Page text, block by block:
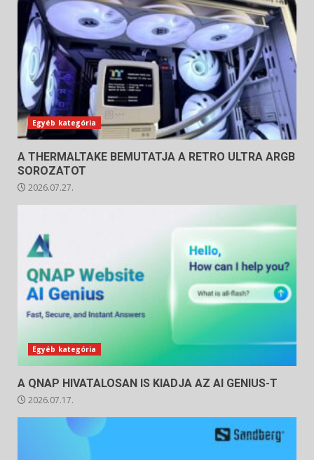
Egyéb kategória
A THERMALTAKE BEMUTATJA A RETRO ULTRA ARGB
SOROZATOT
2026.07.27.
Egyéb kategória
A QNAP HIVATALOSAN IS KIADJA AZ AI GENIUS-T
2026.07.17.